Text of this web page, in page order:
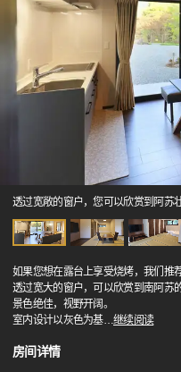
透过宽敞的窗户，您可以欣赏到阿苏
如果您想在露台上享受烧烤，我们推荐
透过宽大的窗户，可以欣赏到南阿苏
景色绝佳，视野开阔。
室内设计以灰色为基…继续阅读
房间详情